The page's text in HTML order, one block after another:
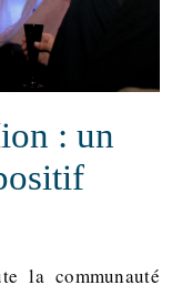
: un